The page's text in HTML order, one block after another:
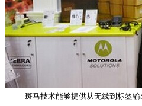
斑马技术能够提供从无线到标签